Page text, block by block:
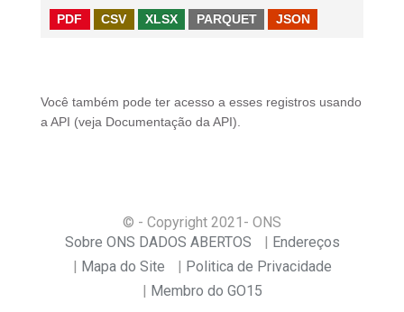
PDF CSV XLSX PARQUET JSON
Você também pode ter acesso a esses registros usando
a API (veja Documentação da API ).
© - Copyright 2021 - ONS
Sobre ONS DADOS ABERTOS
Endereços
Mapa do Site
Politica de Privacidade
Membro do GO15